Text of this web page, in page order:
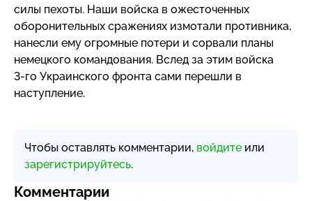
силы пехоты. Наши войска в ожесточенных
оборонительных сражениях измотали противника,
нанесли ему огромные потери и сорвали планы
немецкого командования. Вслед за этим войска
3-го Украинского фронта сами перешли в
наступление.
Чтобы оставлять комментарии, войдите или
зарегистрируйтесь.
Комментарии